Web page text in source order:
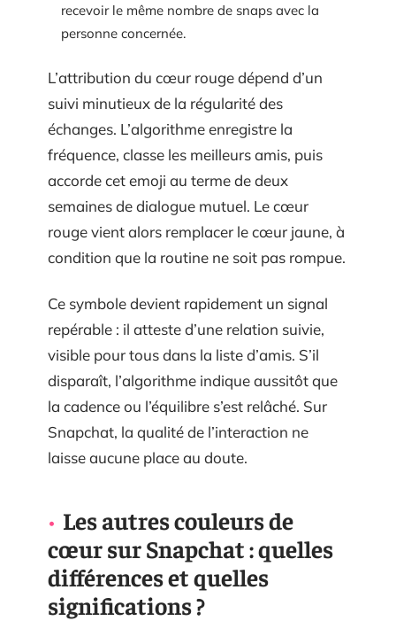
recevoir le même nombre de snaps avec la
personne concernée.
L’attribution du cœur rouge dépend d’un
suivi minutieux de la régularité des
échanges. L’algorithme enregistre la
fréquence, classe les meilleurs amis, puis
accorde cet emoji au terme de deux
semaines de dialogue mutuel. Le cœur
rouge vient alors remplacer le cœur jaune, à
condition que la routine ne soit pas rompue.
Ce symbole devient rapidement un signal
repérable : il atteste d’une relation suivie,
visible pour tous dans la liste d’amis. S’il
disparaît, l’algorithme indique aussitôt que
la cadence ou l’équilibre s’est relâché. Sur
Snapchat, la qualité de l’interaction ne
laisse aucune place au doute.
Les autres couleurs de
cœur sur Snapchat : quelles
différences et quelles
significations ?